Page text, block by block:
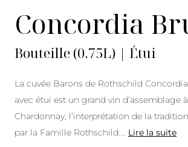
Concordia
Bouteille (0.75L) | Étui
La cuvée Barons de Rothschild
avec étui est un grand vin d’assemblage
Chardonnay, l’interprétation de la
par la Famille Rothschild.... Lire la suite